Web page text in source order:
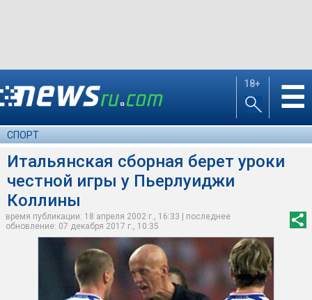
18+ ☰
СПОРТ
Итальянская сборная берет уроки
честной игры у Пьерлуиджи
Коллины
время публикации: 18 апреля 2002 г., 16:33 | последнее
обновление: 07 декабря 2017 г., 10:35